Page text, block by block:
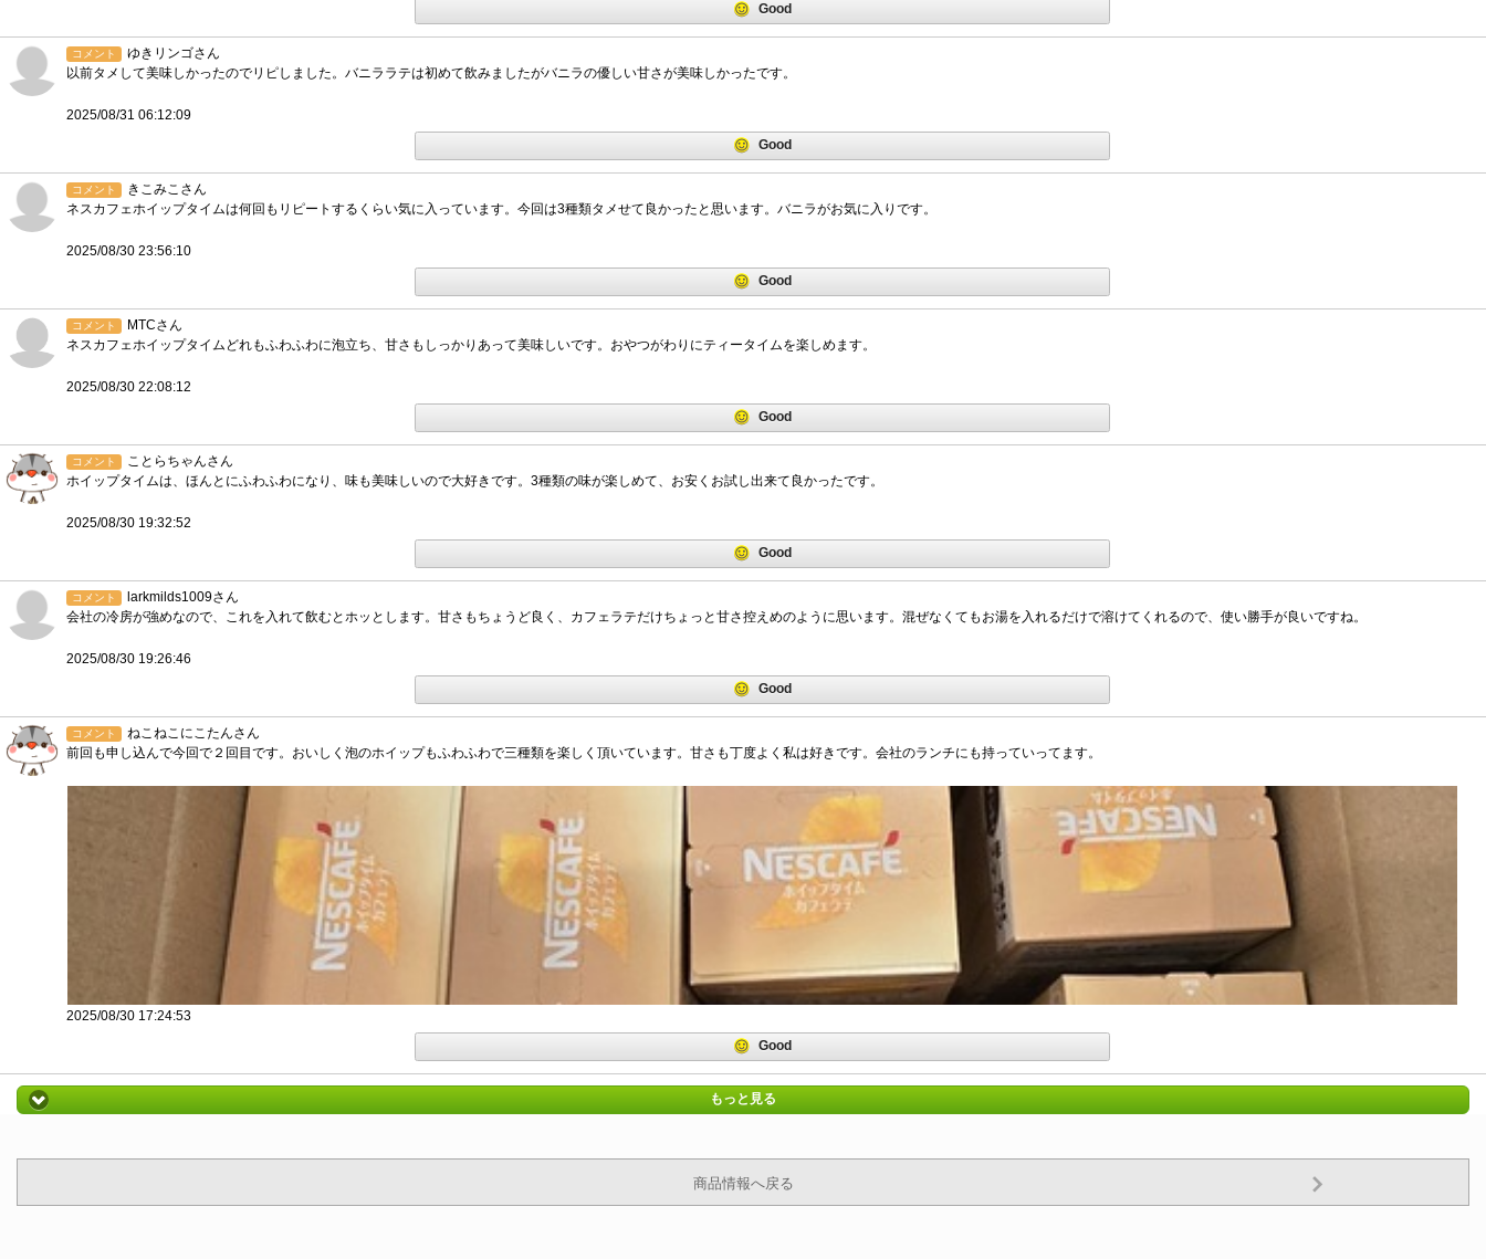
Good
コメント
ゆきリンゴさん
以前タメして美味しかったのでリピしました。バニララテは初めて飲みましたがバニラの優しい甘さが美味しかったです。
2025/08/31 06:12:09
Good
コメント
きこみこさん
ネスカフェホイップタイムは何回もリピートするくらい気に入っています。今回は3種類タメせて良かったと思います。バニラがお気に入りです。
2025/08/30 23:56:10
Good
コメント
MTCさん
ネスカフェホイップタイムどれもふわふわに泡立ち、甘さもしっかりあって美味しいです。おやつがわりにティータイムを楽しめます。
2025/08/30 22:08:12
Good
コメント
ことらちゃんさん
ホイップタイムは、ほんとにふわふわになり、味も美味しいので大好きです。3種類の味が楽しめて、お安くお試し出来て良かったです。
2025/08/30 19:32:52
Good
コメント
larkmilds1009さん
会社の冷房が強めなので、これを入れて飲むとホッとします。甘さもちょうど良く、カフェラテだけちょっと甘さ控えめのように思います。混ぜなくてもお湯を入れるだけで溶けてくれるので、使い勝手が良いですね。
2025/08/30 19:26:46
Good
コメント
ねこねこにこたんさん
前回も申し込んで今回で２回目です。おいしく泡のホイップもふわふわで三種類を楽しく頂いています。甘さも丁度よく私は好きです。会社のランチにも持っていってます。
2025/08/30 17:24:53
Good
もっと見る
商品情報へ戻る